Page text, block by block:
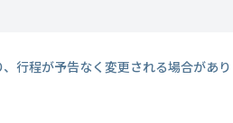
行程が予告なく変更される場合があり